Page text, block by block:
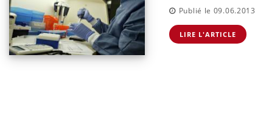
Publié le 09.06.2013
LIRE L'ARTICLE